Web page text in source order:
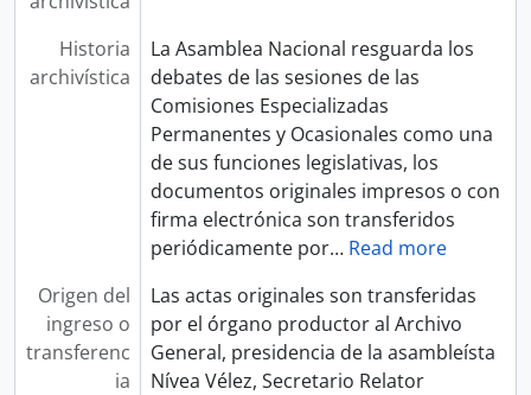
Historia
archivística
La Asamblea Nacional resguarda los
debates de las sesiones de las
Comisiones Especializadas
Permanentes y Ocasionales como una
de sus funciones legislativas, los
documentos originales impresos o con
firma electrónica son transferidos
periódicamente por… Read more
Origen del
ingreso o
transferenc
ia
Las actas originales son transferidas
por el órgano productor al Archivo
General, presidencia de la asambleísta
Nívea Vélez, Secretario Relator